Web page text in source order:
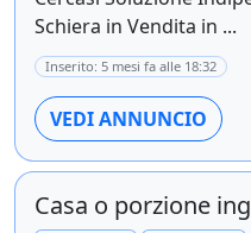
Schiera in Vendita in ...
Inserito: 5 mesi fa alle 18:32
VEDI ANNUNCIO
Casa o porzione